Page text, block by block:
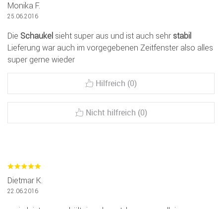
Monika F.
25.06.2016
Die Schaukel sieht super aus und ist auch sehr stabil
Lieferung war auch im vorgegebenen Zeitfenster also alles
super gerne wieder
Hilfreich (0)
Nicht hilfreich (0)
Dietmar K.
22.06.2016